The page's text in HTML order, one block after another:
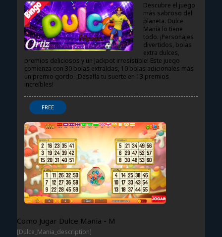
Descubre el juego
más sabroso del
planeta. Dulce
Mania lo tiene
todo. ¡Personajes
divertidos, bolas
extra dulces,
premios deliciosos y un Jackpot irresistible! Este juego
comienza con 30 bolas extraídas, 10 bolas adicionales más
un premio gordo. ¡Desafía tu suerte en 13 premios
increíbles!
FREE
Como Jugar Dulce Mania - M
[Dulce_Mania_description]